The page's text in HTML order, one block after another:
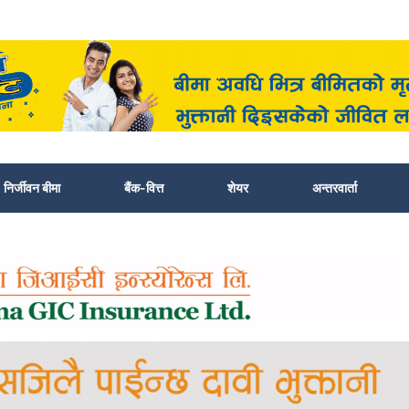
निर्जीवन बीमा बैंक-वित्त शेयर अन्तरवार्ता